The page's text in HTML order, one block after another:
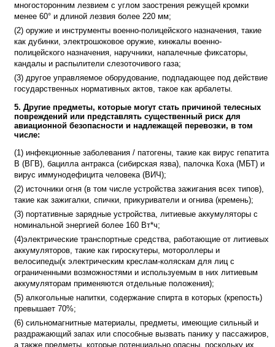
многосторонним лезвием с углом заострения режущей кромки
менее 60° и длиной лезвия более 220 мм;
(2) оружие и инструменты военно-полицейского назначения, такие
как дубинки, электрошоковое оружие, кинжалы военно-
полицейского назначения, наручники, напалечные фиксаторы,
кандалы и распылители слезоточивого газа;
(3) другое управляемое оборудование, подпадающее под действие
государственных нормативных актов, такое как арбалеты.
5. Другие предметы, которые могут стать причиной телесных
повреждений или представлять существенный риск для
авиационной безопасности и надлежащей перевозки, в том
числе:
(1) инфекционные заболевания / патогены, такие как вирус гепатита
B (ВГВ), бацилла антракса (сибирская язва), палочка Коха (МБТ) и
вирус иммунодефицита человека (ВИЧ);
(2) источники огня (в том числе устройства зажигания всех типов),
такие как зажигалки, спички, прикуриватели и огнива (кремень);
(3) портативные зарядные устройства, литиевые аккумуляторы с
номинальной энергией более 160 Вт*ч;
(4)электрические транспортные средства, работающие от литиевых
аккумуляторов, такие как гироскутеры, мотороллеры и
велосипеды(к электрическим креслам-коляскам для лиц с
ограниченными возможностями и используемым в них литиевым
аккумуляторам применяются отдельные положения);
(5) алкогольные напитки, содержание спирта в которых (крепость)
превышает 70%;
(6) сильномагнитные материалы, предметы, имеющие сильный и
раздражающий запах или способные вызвать панику у пассажиров,
а также предметы, которые потенциально опасны, поскольку их